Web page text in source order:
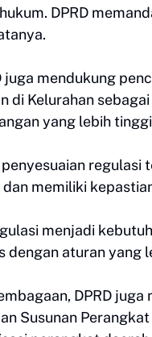
DPRD
juga mendukung
di Kelurahan
yang lebih
memiliki
menjadi
dengan aturan yang
DPRD
Susunan